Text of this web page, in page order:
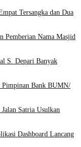
Tersangka dan Dua
Pemberian Nama Masjid
S. Depari Banyak
Pimpinan Bank BUMN/
Satria Usulkan
Dashboard Lancang